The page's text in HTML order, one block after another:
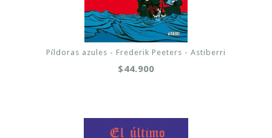
Píldoras azules - Frederik Peeters - Astiberri
$44.900